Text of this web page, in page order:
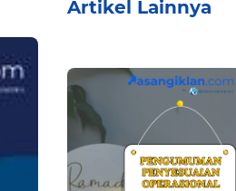
Artikel Lainnya